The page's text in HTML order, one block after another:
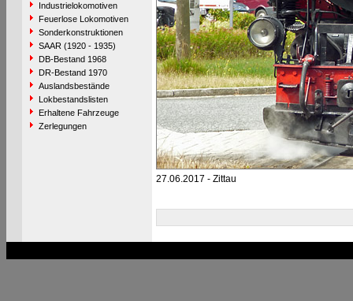
Industrielokomotiven
Feuerlose Lokomotiven
Sonderkonstruktionen
SAAR (1920 - 1935)
DB-Bestand 1968
DR-Bestand 1970
Auslandsbestände
Lokbestandslisten
Erhaltene Fahrzeuge
Zerlegungen
27.06.2017 - Zittau